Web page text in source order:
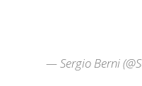
— Sergio Berni